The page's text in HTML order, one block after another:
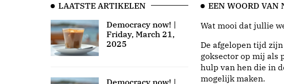
LAATSTE ARTIKELEN
Democracy now! |
Friday, March 21,
2025
EEN WOORD VAN
Wat mooi dat jullie
De afgelopen tijd
goksector op mij als
hulp van hen die in
mogelijk maken.